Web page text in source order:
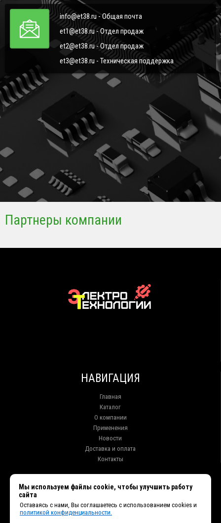
info@et38.ru - Общая почта
et1@et38.ru - Отдел продаж
et2@et38.ru - Отдел продаж
et3@et38.ru - Техническая поддержка
Партнеры компании
НАВИГАЦИЯ
Главная
Каталог
О компании
Применения
Новости
Доставка и оплата
Контакты
+7 (914) 010-76-83, 8 (3952) 93-27-93 - Отдел продаж
+7 (950) 075-85-99 - Техническая поддержка
Мы используем файлы cookie, чтобы улучшить работу
сайта
Оставаясь с нами, Вы соглашаетесь с использованием cookies и
политикой конфиденциальности.